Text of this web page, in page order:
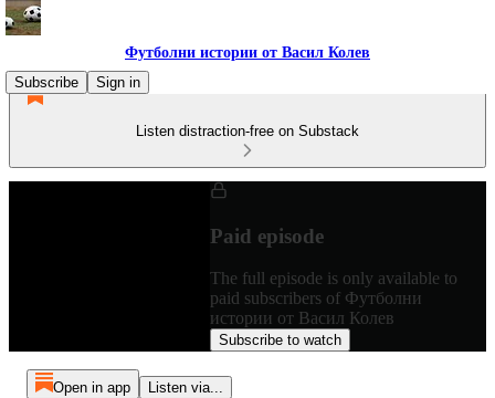
Футболни истории от Васил Колев
Subscribe
Sign in
Listen distraction-free on Substack
Paid episode
The full episode is only available to
paid subscribers of Футболни
истории от Васил Колев
Subscribe to watch
Open in app Listen via...